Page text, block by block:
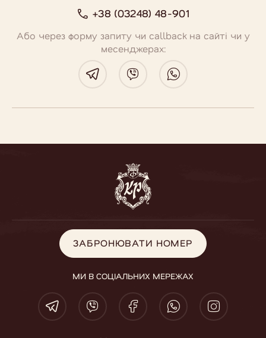
+38 (03248) 48-901
Або через форму запиту чи callback на сайті чи у
месенджерах:
ЗАБРОНЮВАТИ НОМЕР
ЗАБРОНЮВАТИ НОМЕР
МИ В СОЦІАЛЬНИХ МЕРЕЖАХ